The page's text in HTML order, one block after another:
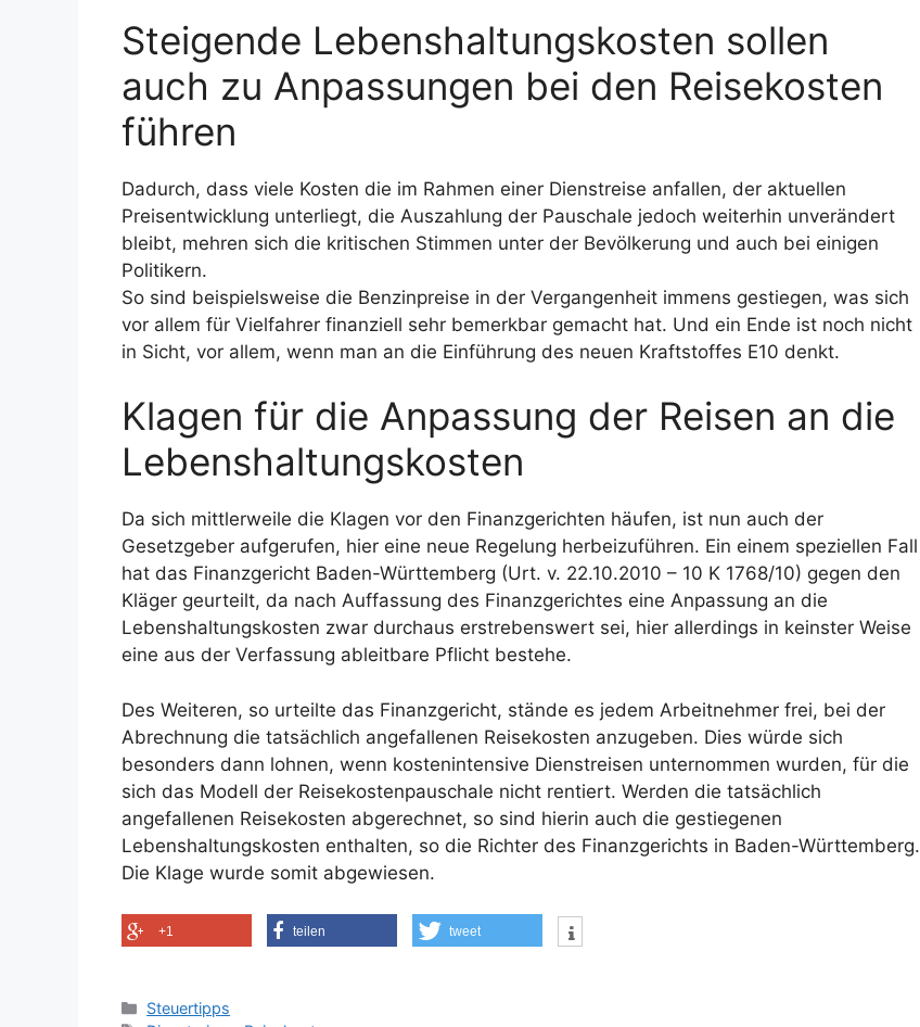
Steigende Lebenshaltungskosten sollen
auch zu Anpassungen bei den Reisekosten
führen
Dadurch, dass viele Kosten die im Rahmen einer Dienstreise anfallen, der aktuellen
Preisentwicklung unterliegt, die Auszahlung der Pauschale jedoch weiterhin unverändert
bleibt, mehren sich die kritischen Stimmen unter der Bevölkerung und auch bei einigen
Politikern.
So sind beispielsweise die Benzinpreise in der Vergangenheit immens gestiegen, was sich
vor allem für Vielfahrer finanziell sehr bemerkbar gemacht hat. Und ein Ende ist noch nicht
in Sicht, vor allem, wenn man an die Einführung des neuen Kraftstoffes E10 denkt.
Klagen für die Anpassung der Reisen an die
Lebenshaltungskosten
Da sich mittlerweile die Klagen vor den Finanzgerichten häufen, ist nun auch der
Gesetzgeber aufgerufen, hier eine neue Regelung herbeizuführen. Ein einem speziellen Fall
hat das Finanzgericht Baden-Württemberg (Urt. v. 22.10.2010 – 10 K 1768/10) gegen den
Kläger geurteilt, da nach Auffassung des Finanzgerichtes eine Anpassung an die
Lebenshaltungskosten zwar durchaus erstrebenswert sei, hier allerdings in keinster Weise
eine aus der Verfassung ableitbare Pflicht bestehe.
Des Weiteren, so urteilte das Finanzgericht, stände es jedem Arbeitnehmer frei, bei der
Abrechnung die tatsächlich angefallenen Reisekosten anzugeben. Dies würde sich
besonders dann lohnen, wenn kostenintensive Dienstreisen unternommen wurden, für die
sich das Modell der Reisekostenpauschale nicht rentiert. Werden die tatsächlich
angefallenen Reisekosten abgerechnet, so sind hierin auch die gestiegenen
Lebenshaltungskosten enthalten, so die Richter des Finanzgerichts in Baden-Württemberg.
Die Klage wurde somit abgewiesen.
+1 teilen tweet
Kategorien
Steuertipps